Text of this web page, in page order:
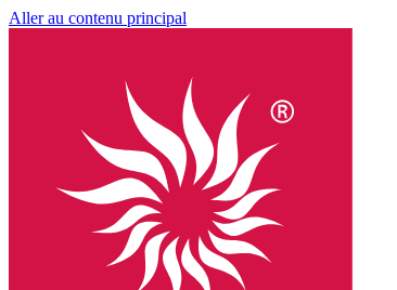
Aller au contenu principal